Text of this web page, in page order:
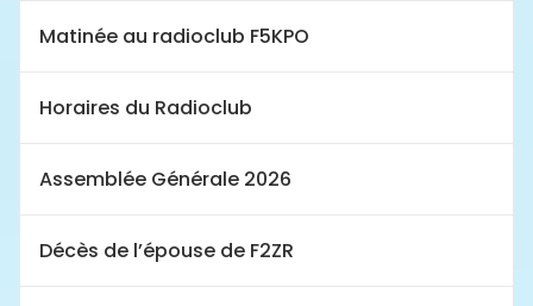
Matinée au radioclub F5KPO
Horaires du Radioclub
Assemblée Générale 2026
Décès de l’épouse de F2ZR